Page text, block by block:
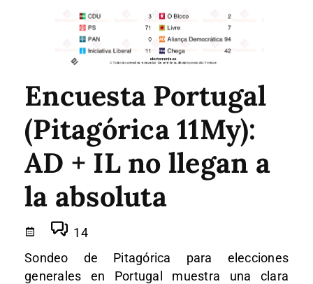
Encuesta Portugal
(Pitagórica 11My):
AD + IL no llegan a
la absoluta
14
Sondeo de Pitagórica para elecciones
generales en Portugal muestra una clara